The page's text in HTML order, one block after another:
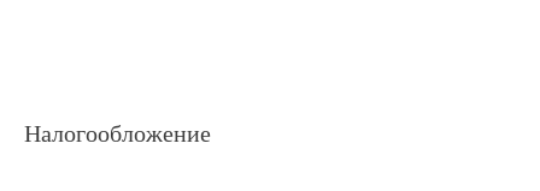
Налогообложение